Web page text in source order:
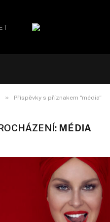
» Příspěvky s příznakem "média"
MÉDIA